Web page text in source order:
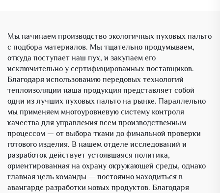
Мы начинаем производство экологичных пуховых пальто
с подбора материалов. Мы тщательно продумываем,
откуда поступает наш пух, и закупаем его
исключительно у сертифицированных поставщиков.
Благодаря использованию передовых технологий
теплоизоляции наша продукция представляет собой
одни из лучших пуховых пальто на рынке. Параллельно
мы применяем многоуровневую систему контроля
качества для управления всем производственным
процессом — от выбора ткани до финальной проверки
готового изделия. В нашем отделе исследований и
разработок действует устоявшаяся политика,
ориентированная на охрану окружающей среды, однако
главная цель команды — постоянно находиться в
авангарде разработки новых продуктов. Благодаря